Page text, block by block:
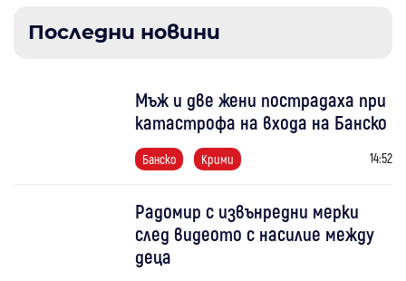
Последни новини
Мъж и две жени пострадаха при
катастрофа на входа на Банско
Банско Крими 14:52
Радомир с извънредни мерки
след видеото с насилие между
деца